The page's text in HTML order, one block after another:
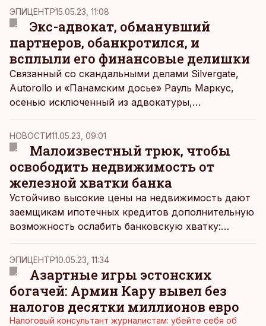
пишет в блоге компании генеральный директор
EfTEN Capital Вильяр Аракас.
ЭПИЦЕНТР15.05.23, 11:08
Экс-адвокат, обманувший
партнеров, обанкротился, и
всплыли его финансовые делишки
Связанный со скандальными делами Silvergate,
Autorollo и «Панамским досье» Рауль Маркус,
осенью исключенный из адвокатуры,
обанкротился. Его сопровождают серьезные
обвинения и миллионные долговые претензии от
бывших друзей и известных кредиторов.
НОВОСТИ11.05.23, 09:01
Малоизвестный трюк, чтобы
освободить недвижимость от
железной хватки банка
Устойчиво высокие цены на недвижимость дают
заемщикам ипотечных кредитов дополнительную
возможность ослабить банковскую хватку:
дополнительный залог, предоставленный в
качестве так называемого нулевого первого
взноса, можно высвободить быстрее, чем
ожидалось в текущих обстоятельствах.
ЭПИЦЕНТР10.05.23, 11:34
Азартные игры эстонских
богачей: Армин Кару вывел без
налогов десятки миллионов евро
Налоговый консультант журналистам: убейте себя об